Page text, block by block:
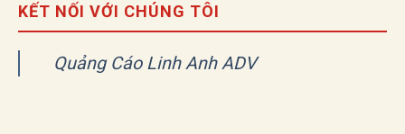
KẾT NỐI VỚI CHÚNG TÔI
Quảng Cáo Linh Anh ADV